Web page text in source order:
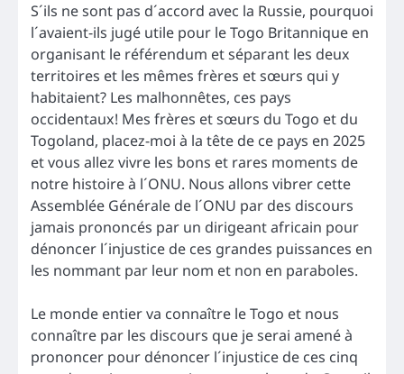
S´ils ne sont pas d´accord avec la Russie, pourquoi
l´avaient-ils jugé utile pour le Togo Britannique en
organisant le référendum et séparant les deux
territoires et les mêmes frères et sœurs qui y
habitaient? Les malhonnêtes, ces pays
occidentaux! Mes frères et sœurs du Togo et du
Togoland, placez-moi à la tête de ce pays en 2025
et vous allez vivre les bons et rares moments de
notre histoire à l´ONU. Nous allons vibrer cette
Assemblée Générale de l´ONU par des discours
jamais prononcés par un dirigeant africain pour
dénoncer l´injustice de ces grandes puissances en
les nommant par leur nom et non en paraboles.
Le monde entier va connaître le Togo et nous
connaître par les discours que je serai amené à
prononcer pour dénoncer l´injustice de ces cinq